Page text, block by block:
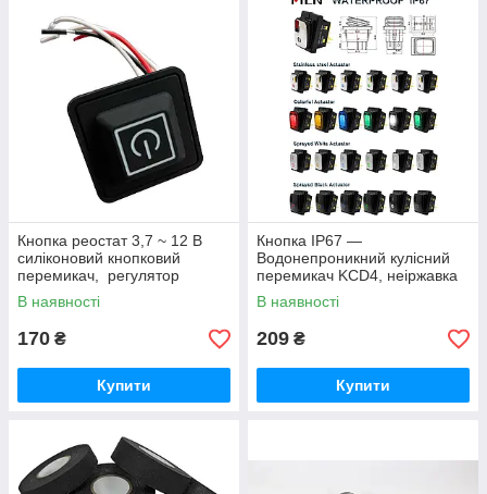
Кнопка реостат 3,7 ~ 12 В
силіконовий кнопковий
перемикач, регулятор
температури для одягу та
предметів.
В наявності
170 ₴
Купити
Кнопка IP67 —
Водонепроникний кулісний
перемикач KCD4, неіржавка
сталь 16-30 А LED-підсвітка,
DPST
В наявності
209 ₴
Купити